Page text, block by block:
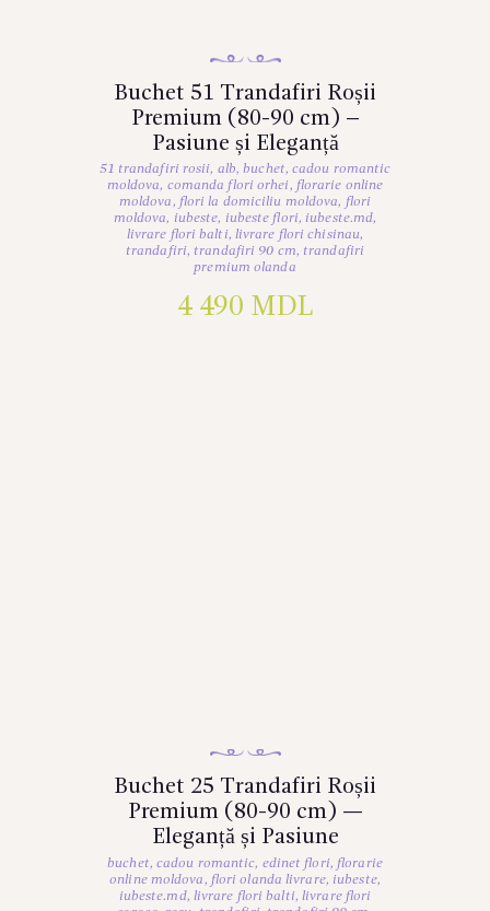
Buchet 51 Trandafiri Roșii
Premium (80-90 cm) –
Pasiune și Eleganță
51 trandafiri rosii, alb,buchet,cadou romantic
moldova, comanda flori orhei, florarie online
moldova, flori la domiciliu moldova, flori
moldova, iubeste, iubeste flori, iubeste.md,
livrare flori balti, livrare flori chisinau,
trandafiri, trandafiri 90 cm, trandafiri
premium olanda
4 490 MDL
Buchet 25 Trandafiri Roșii
Premium (80-90 cm) —
Eleganță și Pasiune
buchet, cadou romantic, edinet flori, florarie
online moldova , flori olanda livrare, iubeste,
iubeste.md, livrare flori balti, livrare flori